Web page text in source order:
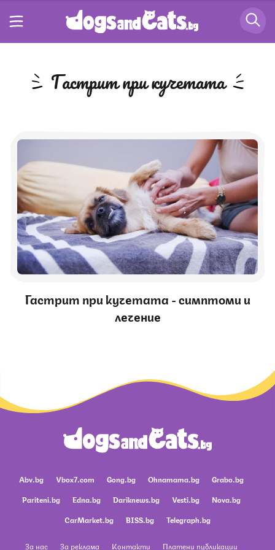
гастрит при кучетата
Гастрит при кучетата - симптоми и
лечение
Abv.bg Vbox7.com Gong.bg Ohnamama.bg
Grabo.bg
Pariteni.bg
Edna.bg Dariknews.bg Vesti.bg
Nova.bg
CarMarket.bg
BISS.bg Telegraph.bg
За нас За реклама Контакти Платени публикации